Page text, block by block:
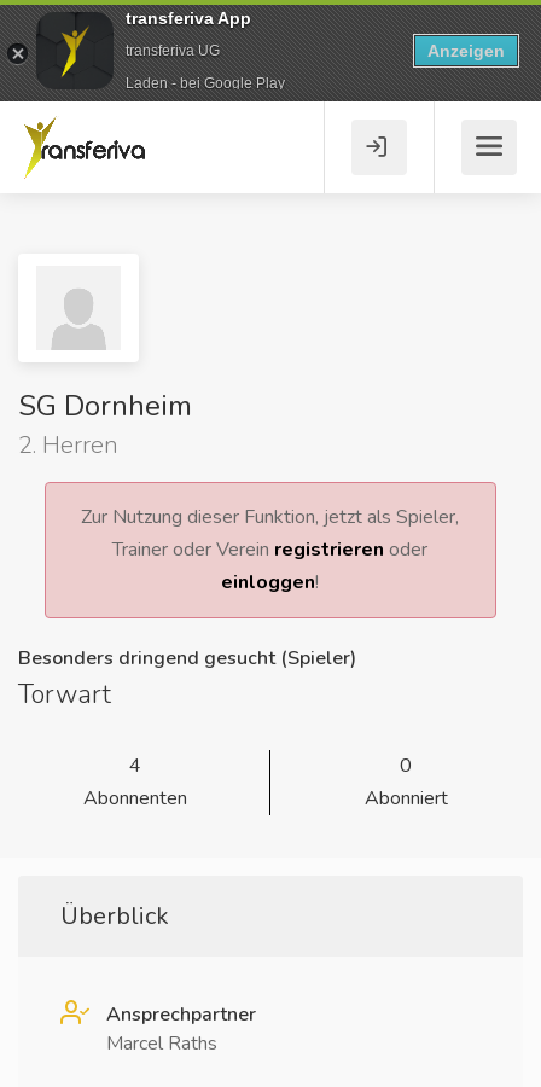
SG Dornheim
2. Herren
Zur Nutzung dieser Funktion, jetzt als Spieler,
Trainer oder Verein registrieren oder
einloggen!
Besonders dringend gesucht (Spieler)
Torwart
4
Abonnenten
0
Abonniert
Überblick
Ansprechpartner
Marcel Raths
transferiva App
transferiva UG
Laden - bei Google Play
Anzeigen